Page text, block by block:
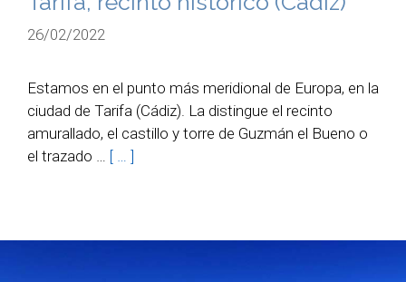
26/02/2022
Estamos en el punto más meridional de Europa, en la
ciudad de Tarifa (Cádiz). La distingue el recinto
amurallado, el castillo y torre de Guzmán el Bueno o
el trazado … [ … ]